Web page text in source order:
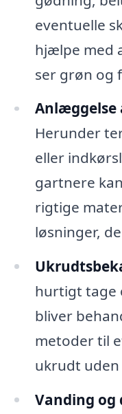
eventuelle
hjælpe med
ser grøn og
Anlæggelse
Herunder
eller
gartnere
rigtige
løsninger,
hurtigt tage
bliver
metoder til
ukrudt uden
Vanding